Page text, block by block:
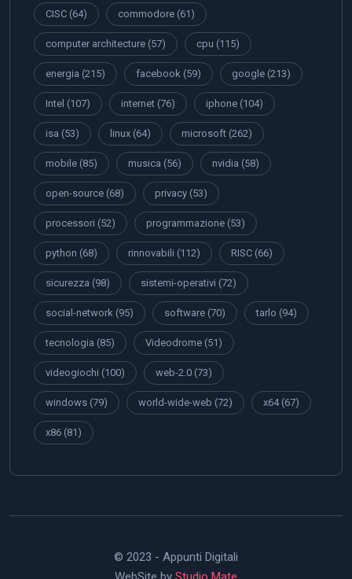
CISC (64) commodore (61)
computer architecture (57) cpu (115)
energia (215) facebook (59) google (213)
Intel (107) internet (76) iphone (104)
isa (53) linux (64) microsoft (262)
mobile (85) musica (56) nvidia (58)
open-source (68) privacy (53)
processori (52) programmazione (53)
python (68) rinnovabili (112) RISC (66)
sicurezza (98) sistemi-operativi (72)
social-network (95) software (70) tarlo (94)
tecnologia (85) Videodrome (51)
videogiochi (100) web-2.0 (73)
windows (79) world-wide-web (72) x64(67)
x86 (81)
© 2023 - Appunti Digitali